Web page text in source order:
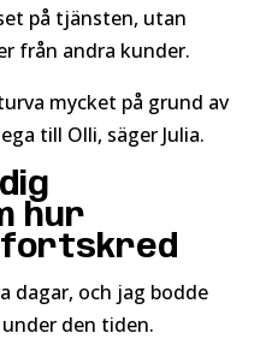
på tjänsten, utan
från andra kunder.
mycket på grund av
till Olli, säger Julia.
hur
fortskred
dagar, och jag bodde
den tiden.